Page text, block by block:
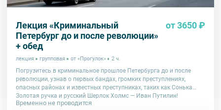
Лекция «Криминальный
Петербург до и после революции»
+ обед
от 3650 ₽
лекция групповая от «Прогулок» 2 ч.
Погрузитесь в криминальное прошлое Петербурга до и после
революции, узнав о первых бандах, громких преступлениях,
опасных районах и известных преступниках, таких как Сонька
Золотая ручка и русский Шерлок Холмс — Иван Путилин!
Временно не проводится